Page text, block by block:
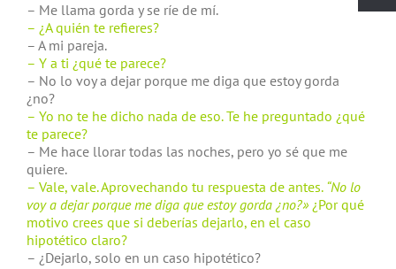
– Me llama gorda y se ríe de mí.
– ¿A quién te refieres?
– A mi pareja.
– Y a ti ¿qué te parece?
– No lo voy a dejar porque me diga que estoy gorda
¿no?
– Yo no te he dicho nada de eso. Te he preguntado ¿qué
te parece?
– Me hace llorar todas las noches, pero yo sé que me
quiere.
– Vale, vale. Aprovechando tu respuesta de antes. “No lo
voy a dejar porque me diga que estoy gorda ¿no?»¿Por qué
motivo crees que si deberías dejarlo, en el caso
hipotético claro?
– ¿Dejarlo, solo en un caso hipotético?